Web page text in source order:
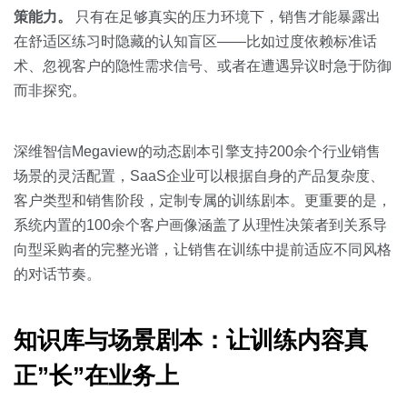
策能力。
只有在足够真实的压力环境下，销售才能暴露出
在舒适区练习时隐藏的认知盲区——比如过度依赖标准话
术、忽视客户的隐性需求信号、或者在遭遇异议时急于防御
而非探究。
深维智信Megaview的动态剧本引擎支持200余个行业销售
场景的灵活配置，SaaS企业可以根据自身的产品复杂度、
客户类型和销售阶段，定制专属的训练剧本。更重要的是，
系统内置的100余个客户画像涵盖了从理性决策者到关系导
向型采购者的完整光谱，让销售在训练中提前适应不同风格
的对话节奏。
知识库与场景剧本：让训练内容真
正”长”在业务上